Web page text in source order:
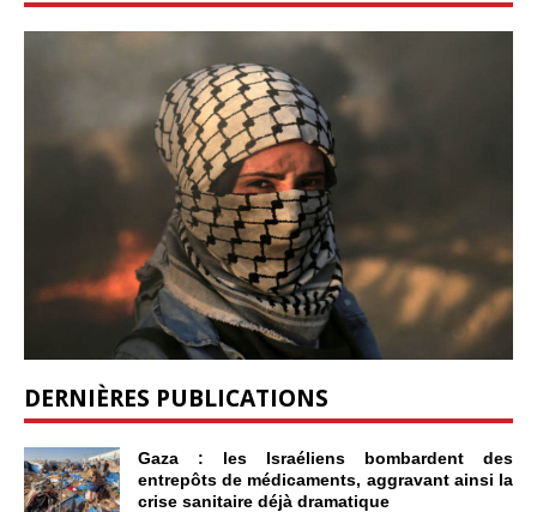
DERNIÈRES PUBLICATIONS
Gaza : les Israéliens bombardent des
entrepôts de médicaments, aggravant ainsi la
crise sanitaire déjà dramatique